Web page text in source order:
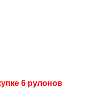
6 рулонов